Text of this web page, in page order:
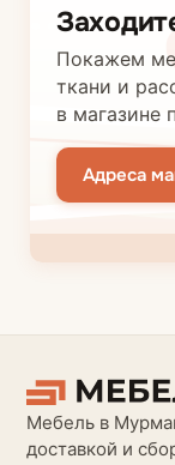
Покажем
ткани и
в магазине
Адреса
Мебель в
доставкой и